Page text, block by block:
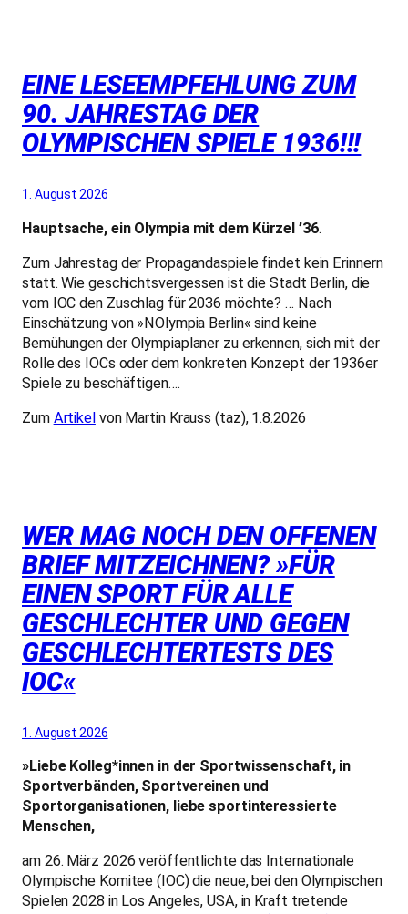
EINE LESEEMPFEHLUNG ZUM
90. JAHRESTAG DER
OLYMPISCHEN SPIELE 1936!!!
1. August 2026
Hauptsache, ein Olympia mit dem Kürzel ’36.
Zum Jahrestag der Propagandaspiele findet kein Erinnern
statt. Wie geschichtsvergessen ist die Stadt Berlin, die
vom IOC den Zuschlag für 2036 möchte? … Nach
Einschätzung von »NOlympia Berlin« sind keine
Bemühungen der Olympiaplaner zu erkennen, sich mit der
Rolle des IOCs oder dem konkreten Konzept der 1936er
Spiele zu beschäftigen….
Zum Artikelvon Martin Krauss (taz), 1.8.2026
WER MAG NOCH DEN OFFENEN
BRIEF MITZEICHNEN? »FÜR
EINEN SPORT FÜR ALLE
GESCHLECHTER UND GEGEN
GESCHLECHTERTESTS DES
IOC«
1. August 2026
»Liebe Kolleg*innen in der Sportwissenschaft, in
Sportverbänden, Sportvereinen und
Sportorganisationen, liebe sportinteressierte
Menschen,
am 26. März 2026 veröffentlichte das Internationale
Olympische Komitee (IOC) die neue, bei den Olympischen
Spielen 2028 in Los Angeles, USA, in Kraft tretende